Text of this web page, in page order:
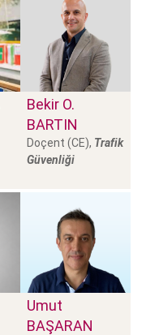
Bekir O.
BARTIN
Doçent (CE), Trafik
Güvenliği
Umut
BAŞARAN